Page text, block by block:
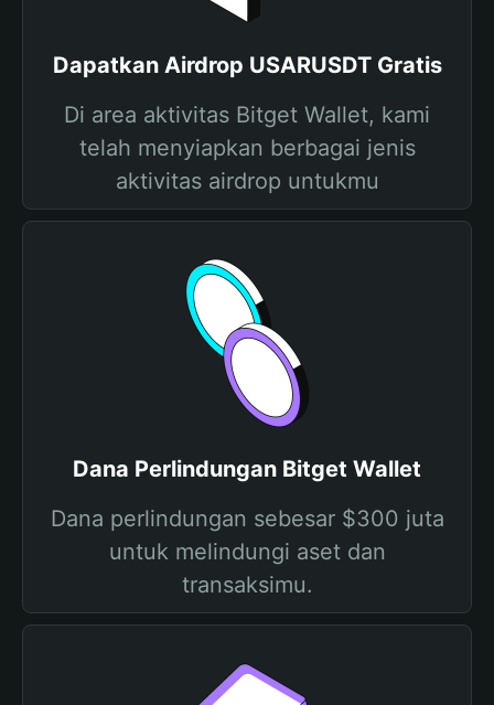
Dapatkan Airdrop USARUSDT Gratis
Di area aktivitas Bitget Wallet, kami
telah menyiapkan berbagai jenis
aktivitas airdrop untukmu
Dana Perlindungan Bitget Wallet
Dana perlindungan sebesar $300 juta
untuk melindungi aset dan
transaksimu.